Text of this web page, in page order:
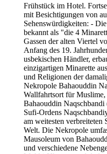
Frühstück im Hotel.
mit Besichtigungen von
Sehenswürdigkeiten: -
bekannt als "die 4
Gassen der alten Viertel
Anfang des 19.
usbekischen Händler,
einzigartigen Minarette
und Religionen der
Nekropole Bahaouddin
Wallfahrtsort für
Bahaouddin
Sufi-Ordens
am weitesten verbreiteten
Welt. Die Nekropole
Mausoleum von
und verschiedene